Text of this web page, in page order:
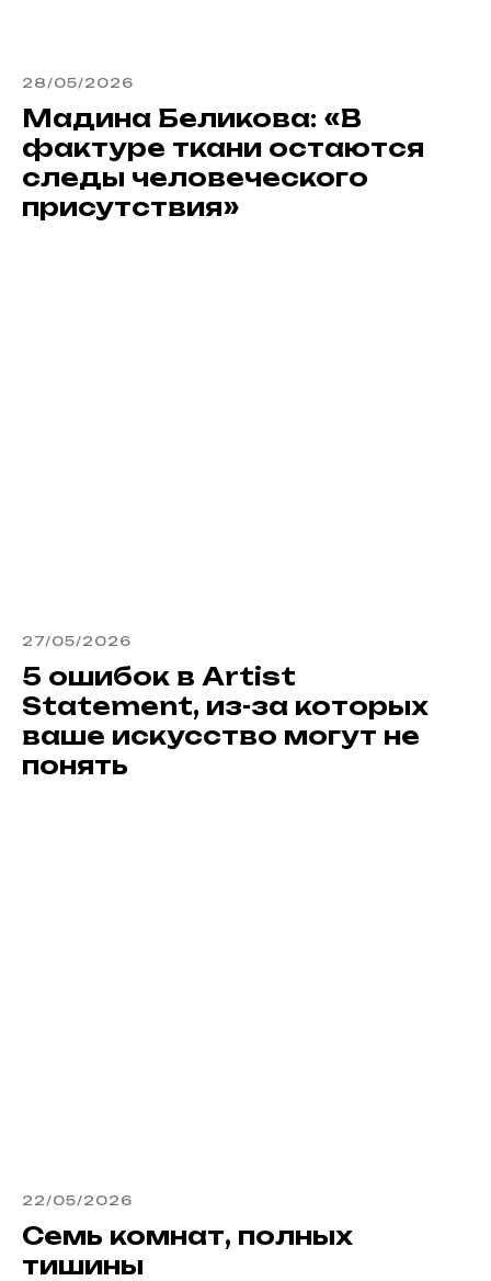
28/05/2026
Мадина Беликова: «В
фактуре ткани остаются
следы человеческого
присутствия»
27/05/2026
5 ошибок в Artist
Statement, из-за которых
ваше искусство могут не
понять
22/05/2026
Семь комнат, полных
тишины